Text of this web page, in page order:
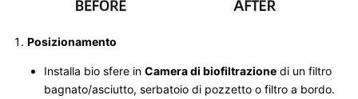
Posizionamento
Installa bio sfere inCamera di biofiltrazione di un filtro
bagnato/asciutto, serbatoio di pozzetto o filtro a bordo.